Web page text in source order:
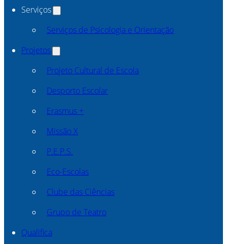
Serviços
Serviços de Psicologia e Orientação
Projetos
Projeto Cultural de Escola
Desporto Escolar
Erasmus +
Missão X
P.E.P.S.
Eco-Escolas
Clube das Ciências
Grupo de Teatro
Qualifica